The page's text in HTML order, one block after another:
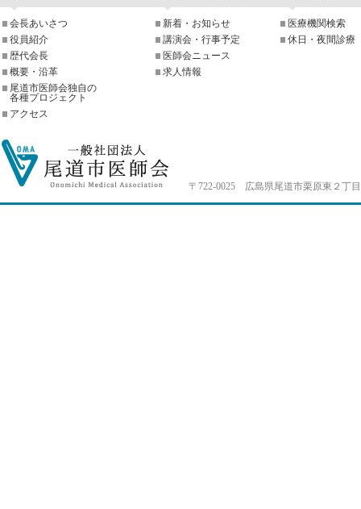
会長あいさつ
役員紹介
歴代会長
概要・沿革
尾道市医師会独自の
各種プロジェクト
アクセス
新着・お知らせ
講演会・行事予定
医師会ニュース
求人情報
医療機関検索
休日・夜間診療
〒722-0025 広島県尾道市栗原東２丁